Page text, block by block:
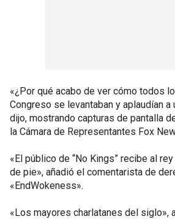
«¿Por qué acabo de ver cómo todos
Congreso se levantaban y aplaudían a
dijo, mostrando capturas de pantalla
la Cámara de Representantes Fox
«El público de “No Kings” recibe al
de pie», añadió el comentarista de
«EndWokeness».
«Los mayores charlatanes del siglo»,